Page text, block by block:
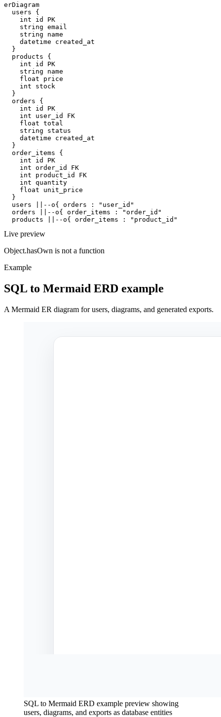
erDiagram
  users {
    int id PK
    string email
    string name
    datetime created_at
  }
  products {
    int id PK
    string name
    float price
    int stock
  }
  orders {
    int id PK
    int user_id FK
    float total
    string status
    datetime created_at
  }
  order_items {
    int id PK
    int order_id FK
    int product_id FK
    int quantity
    float unit_price
  }
  users ||--o{ orders : "user_id"
  orders ||--o{ order_items : "order_id"
  products ||--o{ order_items : "product_id"
Live preview
Object.hasOwn is not a function
Example
SQL to Mermaid ERD example
A Mermaid ER diagram for users, diagrams, and generated exports.
SQL to Mermaid ERD example preview showing
users, diagrams, and exports as database entities